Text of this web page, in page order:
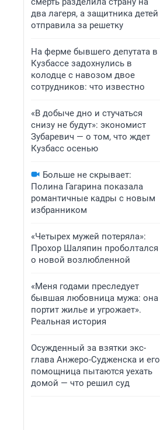
два лагеря, а защитника детей
отправила за решетку
На ферме бывшего депутата в
Кузбассе задохнулись в
колодце с навозом двое
сотрудников: что известно
«В добыче дно и стучаться
снизу не будут»: экономист
Зубаревич — о том, что ждет
Кузбасс осенью
Больше не скрывает:
Полина Гагарина показала
романтичные кадры с новым
избранником
«Четырех мужей потеряла»:
Прохор Шаляпин проболтался
о новой возлюбленной
«Меня годами преследует
бывшая любовница мужа: она
портит жилье и угрожает».
Реальная история
Осужденный за взятки экс-
глава Анжеро-Судженска и его
помощница пытаются уехать
домой — что решил суд